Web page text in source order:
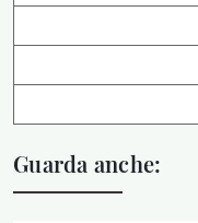
Guarda anche: